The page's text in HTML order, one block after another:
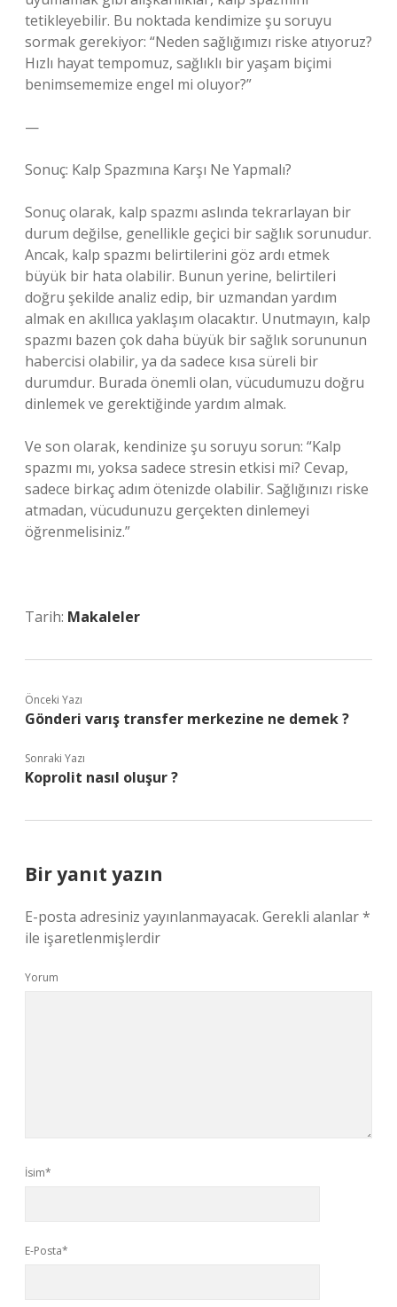
tetikleyebilir. Bu noktada kendimize şu soruyu
sormak gerekiyor: “Neden sağlığımızı riske atıyoruz?
Hızlı hayat tempomuz, sağlıklı bir yaşam biçimi
benimsememize engel mi oluyor?”
—
Sonuç: Kalp Spazmına Karşı Ne Yapmalı?
Sonuç olarak, kalp spazmı aslında tekrarlayan bir
durum değilse, genellikle geçici bir sağlık sorunudur.
Ancak, kalp spazmı belirtilerini göz ardı etmek
büyük bir hata olabilir. Bunun yerine, belirtileri
doğru şekilde analiz edip, bir uzmandan yardım
almak en akıllıca yaklaşım olacaktır. Unutmayın, kalp
spazmı bazen çok daha büyük bir sağlık sorununun
habercisi olabilir, ya da sadece kısa süreli bir
durumdur. Burada önemli olan, vücudumuzu doğru
dinlemek ve gerektiğinde yardım almak.
Ve son olarak, kendinize şu soruyu sorun: “Kalp
spazmı mı, yoksa sadece stresin etkisi mi? Cevap,
sadece birkaç adım ötenizde olabilir. Sağlığınızı riske
atmadan, vücudunuzu gerçekten dinlemeyi
öğrenmelisiniz.”
Tarih: Makaleler
Önceki Yazı
Gönderi varış transfer merkezine ne demek ?
Sonraki Yazı
Koprolit nasıl oluşur ?
Bir yanıt yazın
E-posta adresiniz yayınlanmayacak. Gerekli alanlar*
ile işaretlenmişlerdir
Yorum
İsim*
E-Posta*